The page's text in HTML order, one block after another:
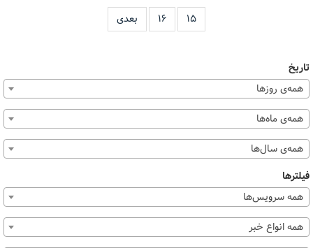
۱۵ ۱۶ بعدی
تاریخ
همه‌ی روزها
همه‌ی ماه‌ها
همه‌ی سال‌ها
فیلترها
همه سرویس‌ها
همه انواع خبر